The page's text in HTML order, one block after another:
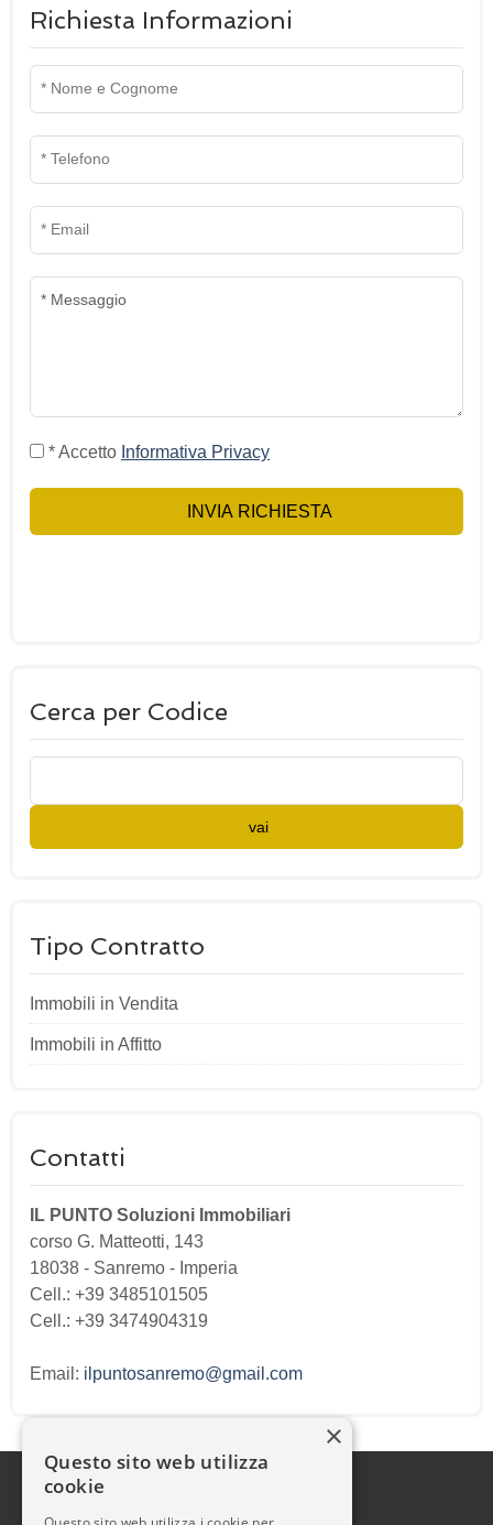
Richiesta Informazioni
* Accetto Informativa Privacy
INVIA RICHIESTA
Cerca per Codice
vai
Tipo Contratto
Immobili in Vendita
Immobili in Affitto
Contatti
IL PUNTO Soluzioni Immobiliari
corso G. Matteotti, 143
18038 - Sanremo - Imperia
Cell.: +39 3485101505
Cell.: +39 3474904319
Email: ilpuntosanremo@gmail.com
×
Questo sito web utilizza
cookie